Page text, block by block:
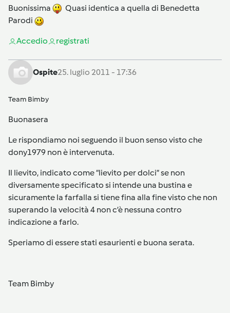
Buonissima
Quasi identica a quella di Benedetta
Parodi
Accedio registrati
Ospite25. luglio 2011 - 17:36
Team Bimby
Buonasera
Le rispondiamo noi seguendo il buon senso visto che
dony1979 non è intervenuta.
Il lievito, indicato come “lievito per dolci” se non
diversamente specificato si intende una bustina e
sicuramente la farfalla si tiene fina alla fine visto che non
superando la velocità 4 non c’è nessuna contro
indicazione a farlo.
Speriamo di essere stati esaurienti e buona serata.
Team Bimby